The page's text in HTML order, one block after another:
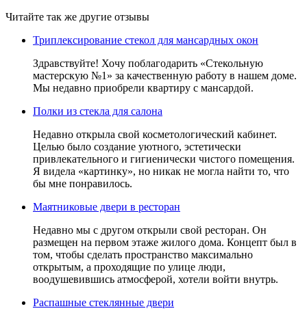
Читайте так же другие отзывы
Триплексирование стекол для мансардных окон
Здравствуйте! Хочу поблагодарить «Стекольную
мастерскую №1» за качественную работу в нашем доме.
Мы недавно приобрели квартиру с мансардой.
Полки из стекла для салона
Недавно открыла свой косметологический кабинет.
Целью было создание уютного, эстетически
привлекательного и гигиенически чистого помещения.
Я видела «картинку», но никак не могла найти то, что
бы мне понравилось.
Маятниковые двери в ресторан
Недавно мы с другом открыли свой ресторан. Он
размещен на первом этаже жилого дома. Концепт был в
том, чтобы сделать пространство максимально
открытым, а проходящие по улице люди,
воодушевившись атмосферой, хотели войти внутрь.
Распашные стеклянные двери